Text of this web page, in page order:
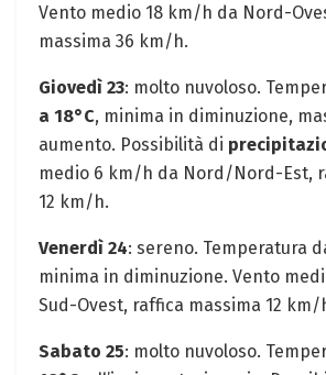
Vento medio 18 km/h da Nord-
massima 36 km/h.
Giovedì 23: molto nuvoloso.
a 18°C, minima in diminuzione,
aumento. Possibilità di
medio 6 km/h da Nord/Nord-Est,
12 km/h.
Venerdì 24: sereno. Temperatura
minima in diminuzione. Vento
Sud-Ovest, raffica massima 12 km/
Sabato 25: molto nuvoloso.